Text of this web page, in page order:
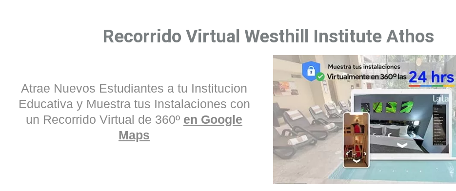
Recorrido Virtual Westhill Institute Athos
Atrae Nuevos Estudiantes a tu Institucion
Educativa y Muestra tus Instalaciones con
un Recorrido Virtual de 360º en Google
Maps